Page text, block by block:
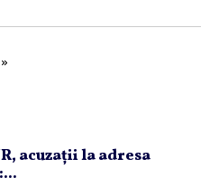
»
acuzaţii la adresa